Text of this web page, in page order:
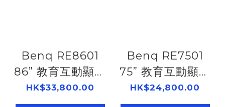
Benq RE8601
86” 教育互動顯示
器 Benq RE8601
HK$33,800.00
Benq RE7501
75” 教育互動顯示
器 Benq RE7501
HK$24,800.00